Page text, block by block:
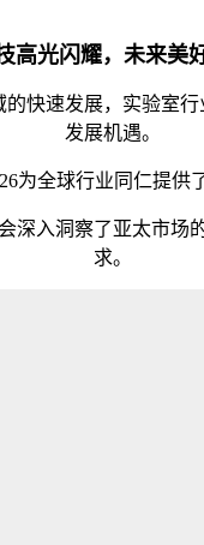
高光闪耀，未来美
的快速发展，实验室
发展机遇。
为全球行业同仁提供
深入洞察了亚太市场
求。